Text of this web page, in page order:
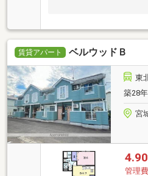
賃貸アパート ベルウッドＢ
東
築28
宮
4.90
管理